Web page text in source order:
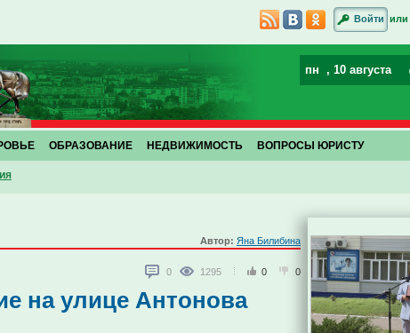
Войти или
пн , 10 августа
ОБРАЗОВАНИЕ НЕДВИЖИМОСТЬ ВОПРОСЫ ЮРИСТУ
Автор: Яна Билибина
0 1295 0 0
на улице Антонова